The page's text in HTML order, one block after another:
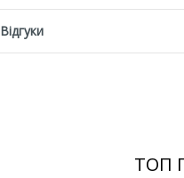
Відгуки
ТОП